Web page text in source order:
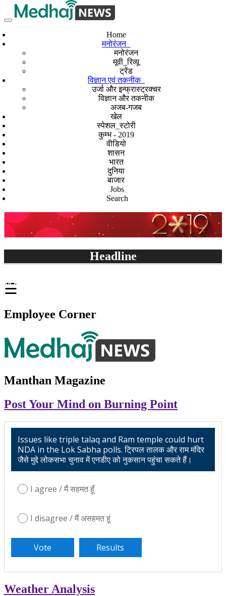
Home
मनोरंजन
मनोरंजन
मूवी_रिव्यू
ट्रेंड
विज्ञान एवं तकनीक
उर्जा और इन्फ्रास्ट्रक्चर
विज्ञान और तकनीक
अजब-गजब
खेल
स्पेशल_स्टोरी
कुम्भ - 2019
वीडियो
शासन
भारत
दुनिया
बाजार
Jobs
Search
Headline
☰
Employee Corner
Manthan Magazine
Post Your Mind on Burning Point
Issues like triple talaq and Ram temple could hurt
NDA in the Lok Sabha polls. ट्रिपल तालक और राम मंदिर
जैसे मुद्दे लोकसभा चुनाव में एनडीए को नुकसान पहुंचा सकते हैं।
I agree / मैं सहमत हूँ
I disagree / मैं असहमत हूं
Weather Analysis